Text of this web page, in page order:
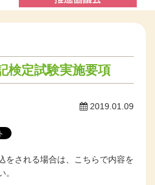
検定試験実施要項
2019.01.09
をされる場合は、こちらで内容を
。